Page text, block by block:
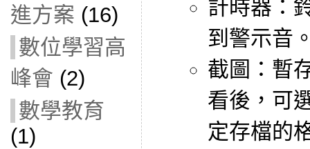
進方案 (16)
數位學習高
峰會 (2)
數學教育
(1)
計時器：
到警示音
截圖：暫
看後，可
定存檔的